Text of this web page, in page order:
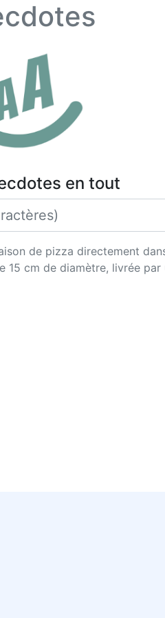
en tout
de pizza directement
cm de diamètre, livrée par